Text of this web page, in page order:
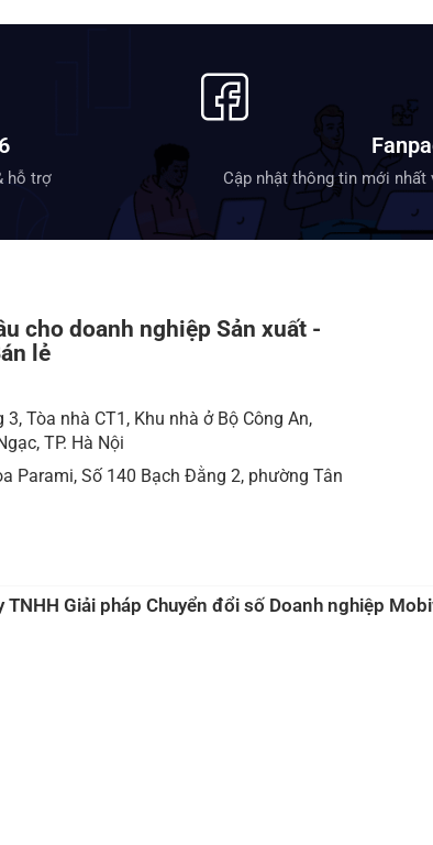
hỗ trợ Cập nhật thông tin mới nhất
cho doanh nghiệp Sản xuất -
lẻ
Tòa nhà CT1, Khu nhà ở Bộ Công An,
TP. Hà Nội
Parami, Số 140 Bạch Đằng 2, phường Tân
TNHH Giải pháp Chuyển đổi số Doanh nghiệp